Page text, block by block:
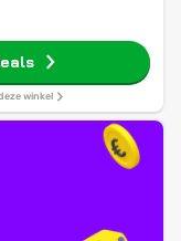
winkel